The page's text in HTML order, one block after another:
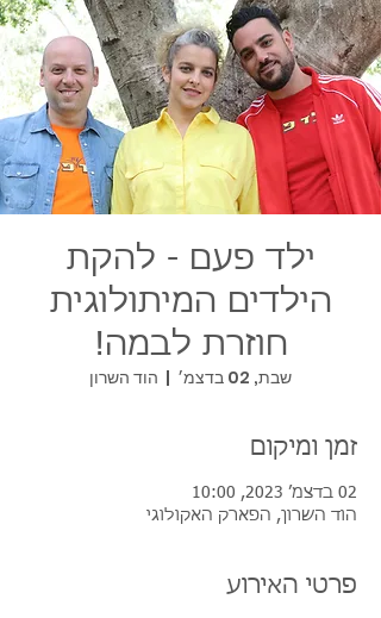
ילד פעם - להקת
הילדים המיתולוגית
חוזרת לבמה!
שבת, 02 בדצמ׳
  |
הוד השרון
זמן ומיקום
02 בדצמ׳ 2023, 10:00
הוד השרון, הפארק האקולוגי
פרטי האירוע